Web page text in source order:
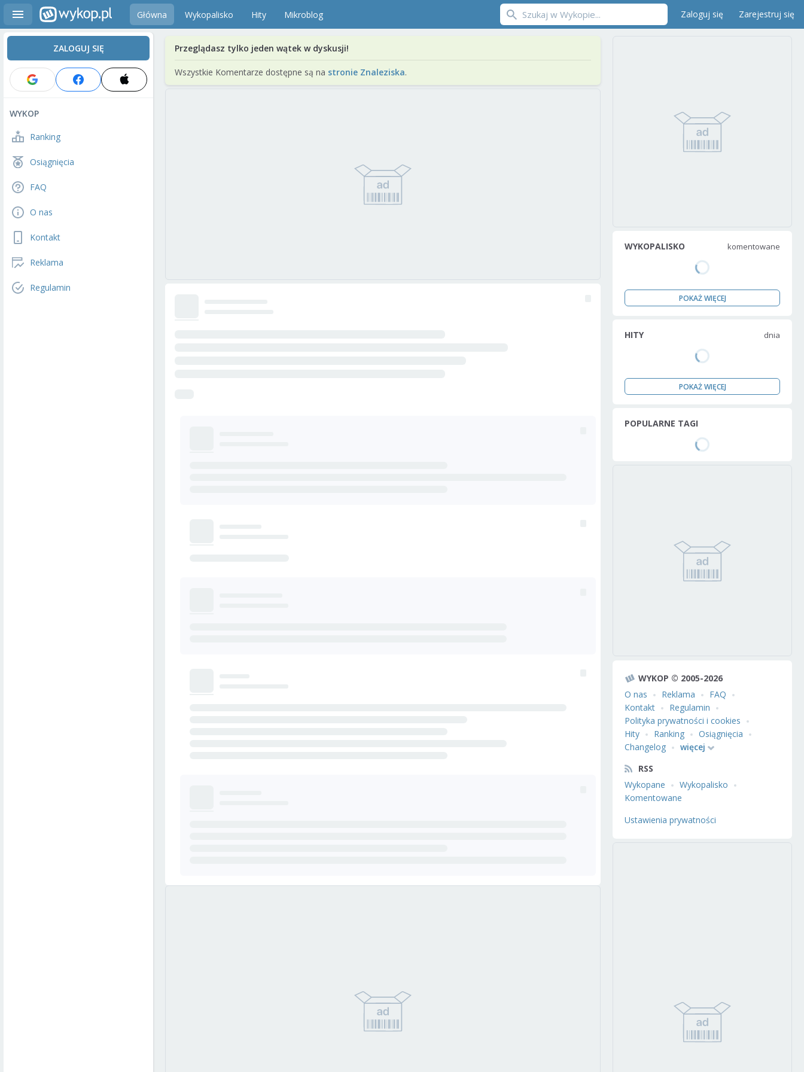
Główna Wykopalisko Hity Mikroblog Zaloguj się Zarejestruj się
ZALOGUJ SIĘ
WYKOP
Ranking
Osiągnięcia
FAQ
O nas
Kontakt
Reklama
Regulamin
Przeglądasz tylko jeden wątek w dyskusji!
Wszystkie Komentarze dostępne są na stronie Znaleziska.
WYKOPALISKO komentowane
POKAŻ WIĘCEJ
HITY dnia
POKAŻ WIĘCEJ
POPULARNE TAGI
WYKOP © 2005-2026
O nas
Reklama
FAQ
Kontakt
Regulamin
Polityka prywatności i cookies
Hity
Ranking
Osiągnięcia
Changelog
więcej
RSS
Wykopane
Wykopalisko
Komentowane
Ustawienia prywatności